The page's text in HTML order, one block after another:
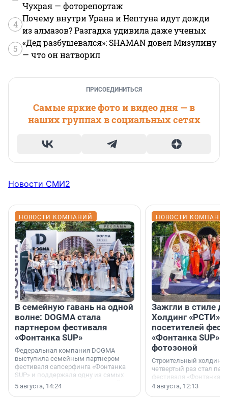
Чухрая — фоторепортаж
4
Почему внутри Урана и Нептуна идут дожди
из алмазов? Разгадка удивила даже ученых
5
«Дед разбушевался»: SHAMAN довел Мизулину
— что он натворил
ПРИСОЕДИНИТЬСЯ
Самые яркие фото и видео дня — в
наших группах в социальных сетях
Новости СМИ2
НОВОСТИ КОМПАНИЙ
В семейную гавань на одной
волне: DOGMA стала
партнером фестиваля
«Фонтанка SUP»
Федеральная компания DOGMA
выступила семейным партнером
фестиваля сапсерфинга «Фонтанка
SUP» и поддержала одну из самых
ярких и романтичных номинаций —
«SUP-свадьба».
5 августа, 14:24
НОВОСТИ
Зажгли в стиле
Холдинг «РСТИ»
посетителей
«Фонтанка SUP»
фотозоной
Строительный холдинг
четвертый раз стал
фестиваля «Фонтанка
раз компания
4 августа, 12:13